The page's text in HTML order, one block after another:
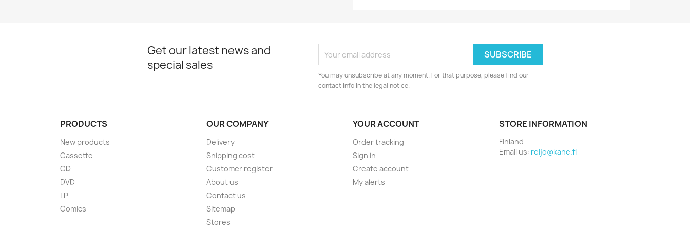
Get our latest news and
special sales
You may unsubscribe at any moment. For that purpose, please find our
contact info in the legal notice.
PRODUCTS
New products
Cassette
CD
DVD
LP
Comics
OUR COMPANY
Delivery
Shipping cost
Customer register
About us
Contact us
Sitemap
Stores
YOUR ACCOUNT
Order tracking
Sign in
Create account
My alerts
STORE INFORMATION
Finland
Email us: reijo@kane.fi